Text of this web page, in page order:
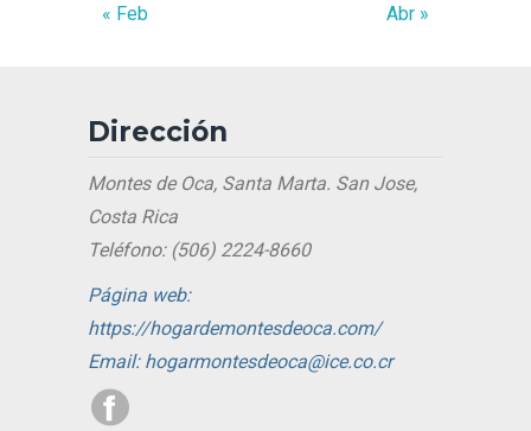
« Feb Abr »
Dirección
Montes de Oca, Santa Marta. San Jose,
Costa Rica
Teléfono: (506) 2224-8660
Página web:
https://hogardemontesdeoca.com/
Email: hogarmontesdeoca@ice.co.cr